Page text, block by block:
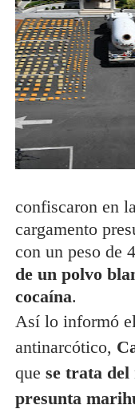
confiscaron en
cargamento
con un peso de
de un polvo
cocaína.
Así lo informó
antinarcótico,
que se trata del
presunta